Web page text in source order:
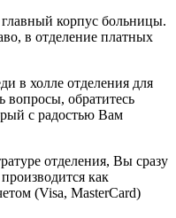
корпус больницы.
в отделение платных
в холле отделения для
вопросы, обратитесь
с радостью Вам
отделения, Вы сразу
как
(Visa, MasterCard)